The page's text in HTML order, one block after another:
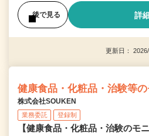
後で見る 詳
更新日：
健康食品・化粧品・治験等
株式会社SOUKEN
業務委託 登録制
【健康食品・化粧品・治験のモ